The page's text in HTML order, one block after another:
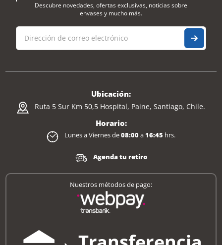
Descubre novedades, ofertas exclusivas, noticias sobre
envases y mucho más.
Ubicación:
Ruta 5 Sur Km 50,5 Hospital, Paine, Santiago, Chile.
Horario:
Lunes a Viernes de08:00a16:45 hrs.
Agenda tu retiro
Nuestros métodos de pago: